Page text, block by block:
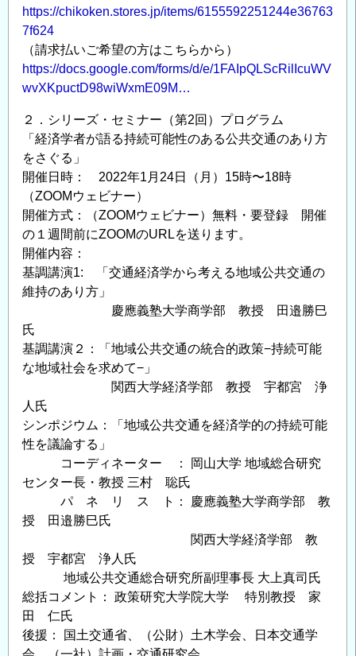
https://chikoken.stores.jp/items/6155592251244e36763
7f624
（請求払いご希望の方はこちらから）
https://docs.google.com/forms/d/e/1FAIpQLScRilIcuWV
wvXKpuctD98wiWxmE09M…
２．シリーズ・セミナー（第2回）プログラム
「経済学者が語る持続可能性のある公共交通のあり方
をさぐる」
開催日時： 2022年1月24日（月）15時〜18時
（ZOOMウェビナー）
開催方式：（ZOOMウェビナー）無料・要登録 開催
の１週間前にZOOMのURLを送ります。
開催内容：
基調講演1: 「交通経済学から考える地域公共交通の
維持のあり方」
慶應義塾大学商学部 教授 田邉勝巳
氏
基調講演２：「地域公共交通の統合的政策−持続可能
な地域社会を求めて−」
関西大学経済学部 教授 宇都宮 浄
人氏
シンポジウム：「地域公共交通を経済学的の持続可能
性を議論する」
コーディネーター ： 岡山大学 地域総合研究
センター長・教授 三村 聡氏
パ ネ リ ス ト： 慶應義塾大学商学部 教
授 田邉勝巳氏
関西大学経済学部 教
授 宇都宮 浄人氏
地域公共交通総合研究所副理事長 大上真司氏
総括コメント： 政策研究大学院大学 特別教授 家
田 仁氏
後援： 国土交通省、（公財）土木学会、日本交通学